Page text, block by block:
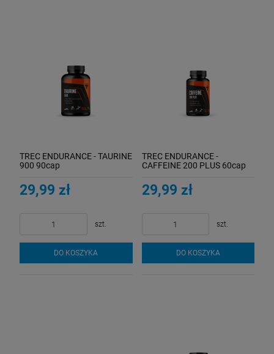
TREC ENDURANCE - TAURINE
900 90cap
29,99 zł
szt.
DO KOSZYKA
TREC ENDURANCE -
CAFFEINE 200 PLUS 60cap
29,99 zł
szt.
DO KOSZYKA